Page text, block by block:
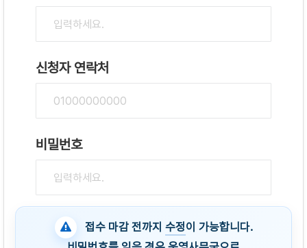
신청자 연락처
비밀번호
접수 마감 전까지 수정이 가능합니다.